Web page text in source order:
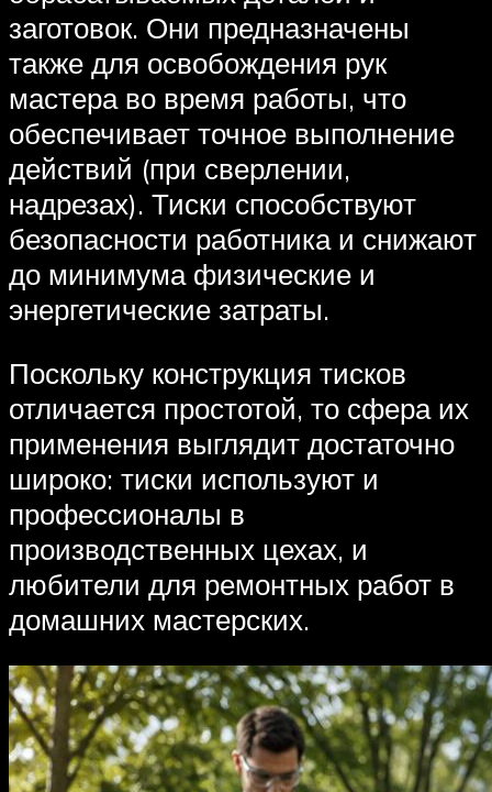
заготовок. Они предназначены
также для освобождения рук
мастера во время работы, что
обеспечивает точное выполнение
действий (при сверлении,
надрезах). Тиски способствуют
безопасности работника и снижают
до минимума физические и
энергетические затраты.
Поскольку конструкция тисков
отличается простотой, то сфера их
применения выглядит достаточно
широко: тиски используют и
профессионалы в
производственных цехах, и
любители для ремонтных работ в
домашних мастерских.